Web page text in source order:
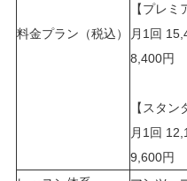
料金プラン（税込）
【プレミ
月1回
8,400円
【スタン
月1回
9,600円